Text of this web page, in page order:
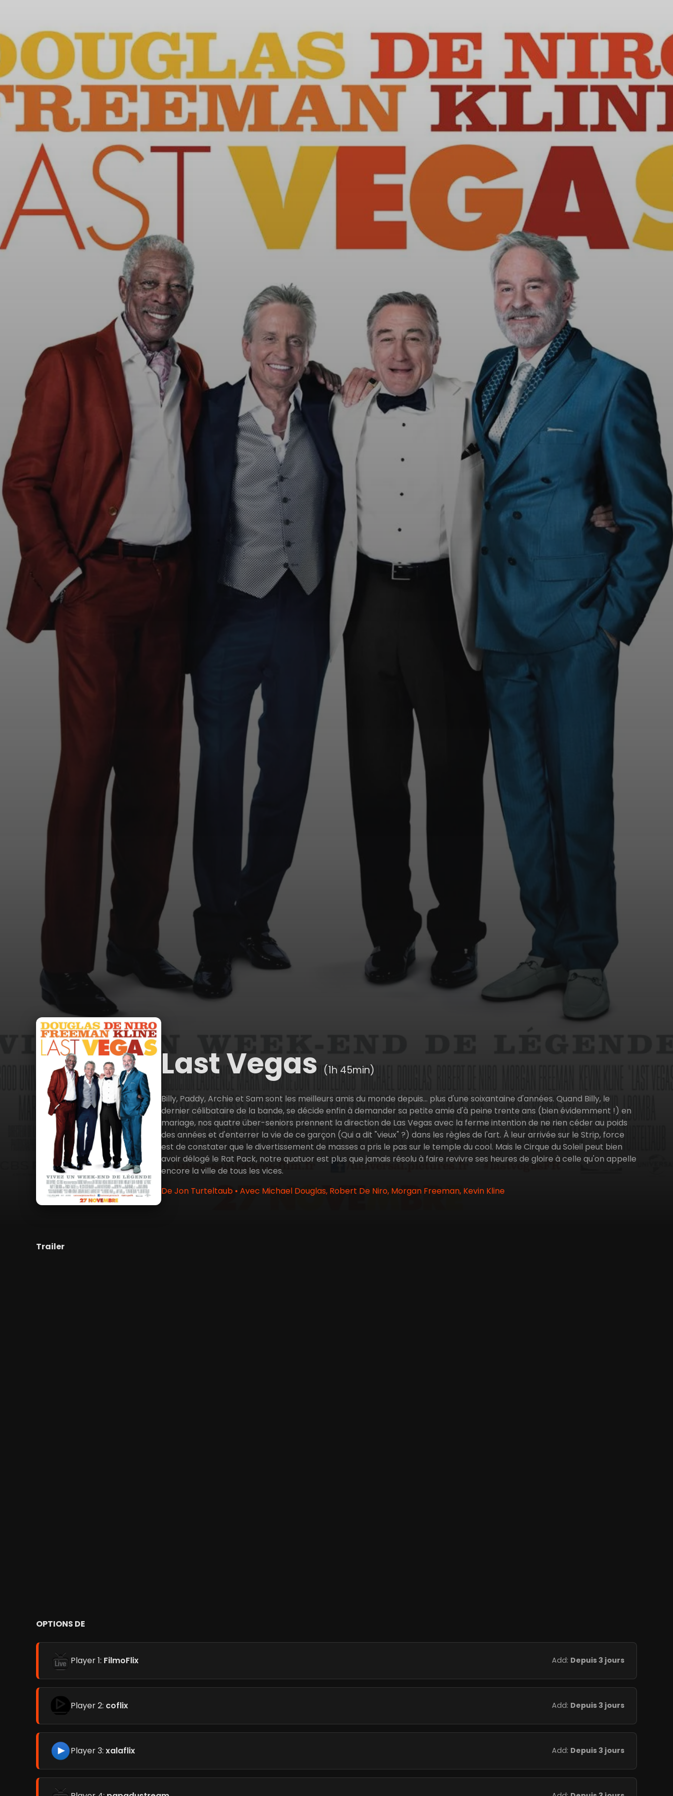
Last Vegas (1h 45min)
Billy, Paddy, Archie et Sam sont les meilleurs amis du monde depuis... plus d'une soixantaine d'années. Quand Billy, le
dernier célibataire de la bande, se décide enfin à demander sa petite amie d'à peine trente ans (bien évidemment !) en
mariage, nos quatre über-seniors prennent la direction de Las Vegas avec la ferme intention de ne rien céder au poids
des années et d'enterrer la vie de ce garçon (Qui a dit "vieux" ?) dans les règles de l'art. À leur arrivée sur le Strip, force
est de constater que le divertissement de masses a pris le pas sur le temple du cool. Mais le Cirque du Soleil peut bien
avoir délogé le Rat Pack, notre quatuor est plus que jamais résolu à faire revivre ses heures de gloire à celle qu'on appelle
encore la ville de tous les vices.
De Jon Turteltaub • Avec Michael Douglas, Robert De Niro, Morgan Freeman, Kevin Kline
Trailer
OPTIONS DE
Player 1: FilmoFlix Add: Depuis 3 jours
Player 2: coflix Add: Depuis 3 jours
Player 3: xalaflix Add: Depuis 3 jours